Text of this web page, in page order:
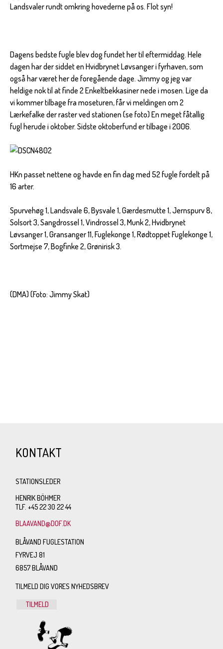
Landsvaler rundt omkring hovederne på os. Flot syn!
Dagens bedste fugle blev dog fundet her til eftermiddag. Hele
dagen har der siddet en Hvidbrynet Løvsanger i fyrhaven, som
også har været her de foregående dage. Jimmy og jeg var
heldige nok til at finde 2 Enkeltbekkasiner nede i mosen. Lige da
vi kommer tilbage fra moseturen, får vi meldingen om 2
Lærkefalke der raster ved stationen (se foto) En meget fåtallig
fugl herude i oktober. Sidste oktoberfund er tilbage i 2006.
HKn passet nettene og havde en fin dag med 52 fugle fordelt på
16 arter.
Spurvehøg 1, Landsvale 6, Bysvale 1, Gærdesmutte 1, Jernspurv 8,
Solsort 3, Sangdrossel 1, Vindrossel 3, Munk 2, Hvidbrynet
Løvsanger 1, Gransanger 11, Fuglekonge 1, Rødtoppet Fuglekonge 1,
Sortmejse 7, Bogfinke 2, Grønirisk 3.
(DMA) (Foto: Jimmy Skat)
KONTAKT
STATIONSLEDER
HENRIK BÖHMER
TLF. +45 22 30 22 44
BLAAVAND@DOF.DK
BLÅVAND FUGLESTATION
FYRVEJ 81
6857 BLÅVAND
TILMELD DIG VORES NYHEDSBREV
TILMELD